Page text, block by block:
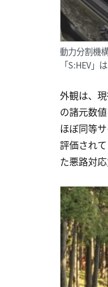
動力分割機
「S:HEV」
外観は、
の諸元数
ほぼ同等
評価され
た悪路対